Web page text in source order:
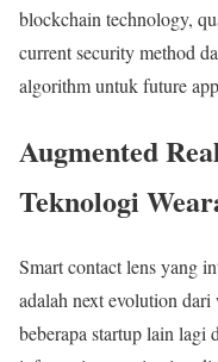
blockchain technology,
current security method
algorithm untuk future
Augmented
Teknologi
Smart contact lens yang
adalah next evolution
beberapa startup lain lagi